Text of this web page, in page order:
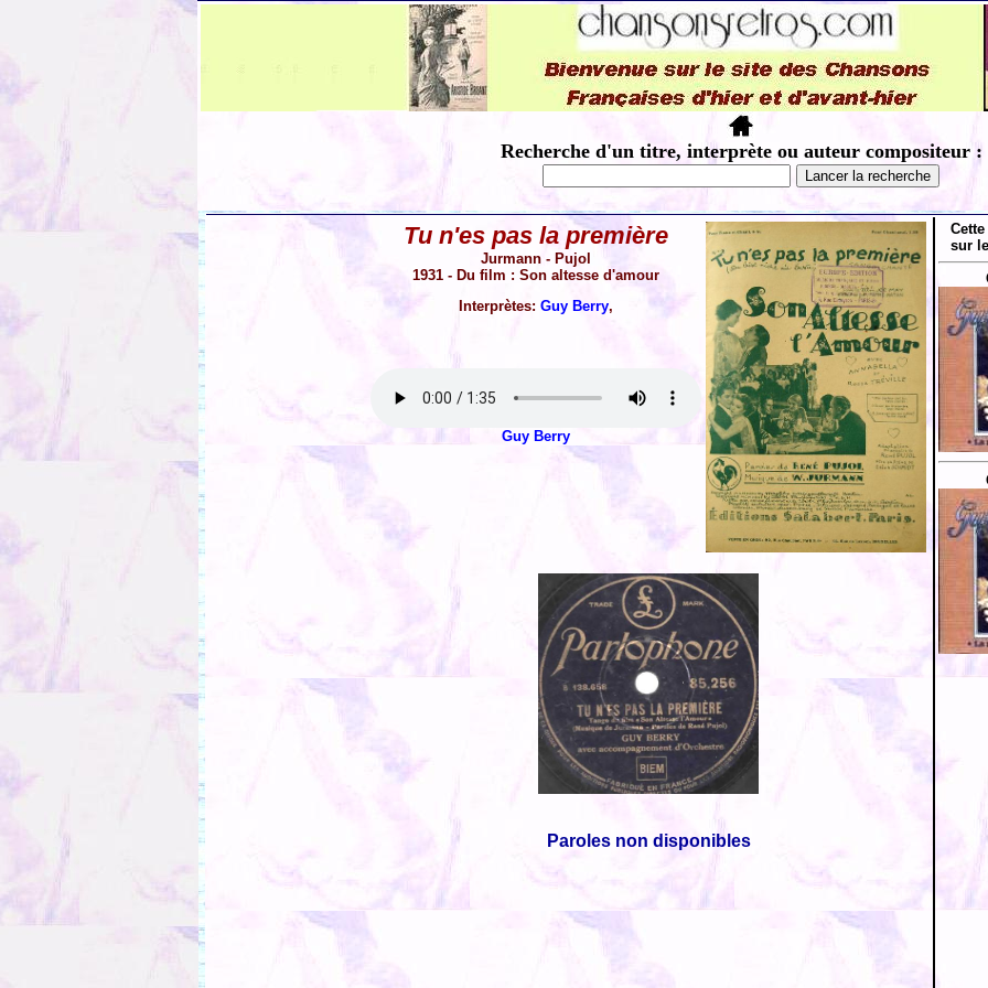
Recherche d'un titre, interprète ou auteur compositeur :
Tu n'es pas la première
Jurmann - Pujol
1931 - Du film : Son altesse d'amour
Interprètes: Guy Berry,
Guy Berry
Paroles non disponibles
sur